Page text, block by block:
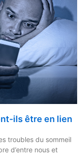
ils être en lien
troubles du sommeil
d’entre nous et